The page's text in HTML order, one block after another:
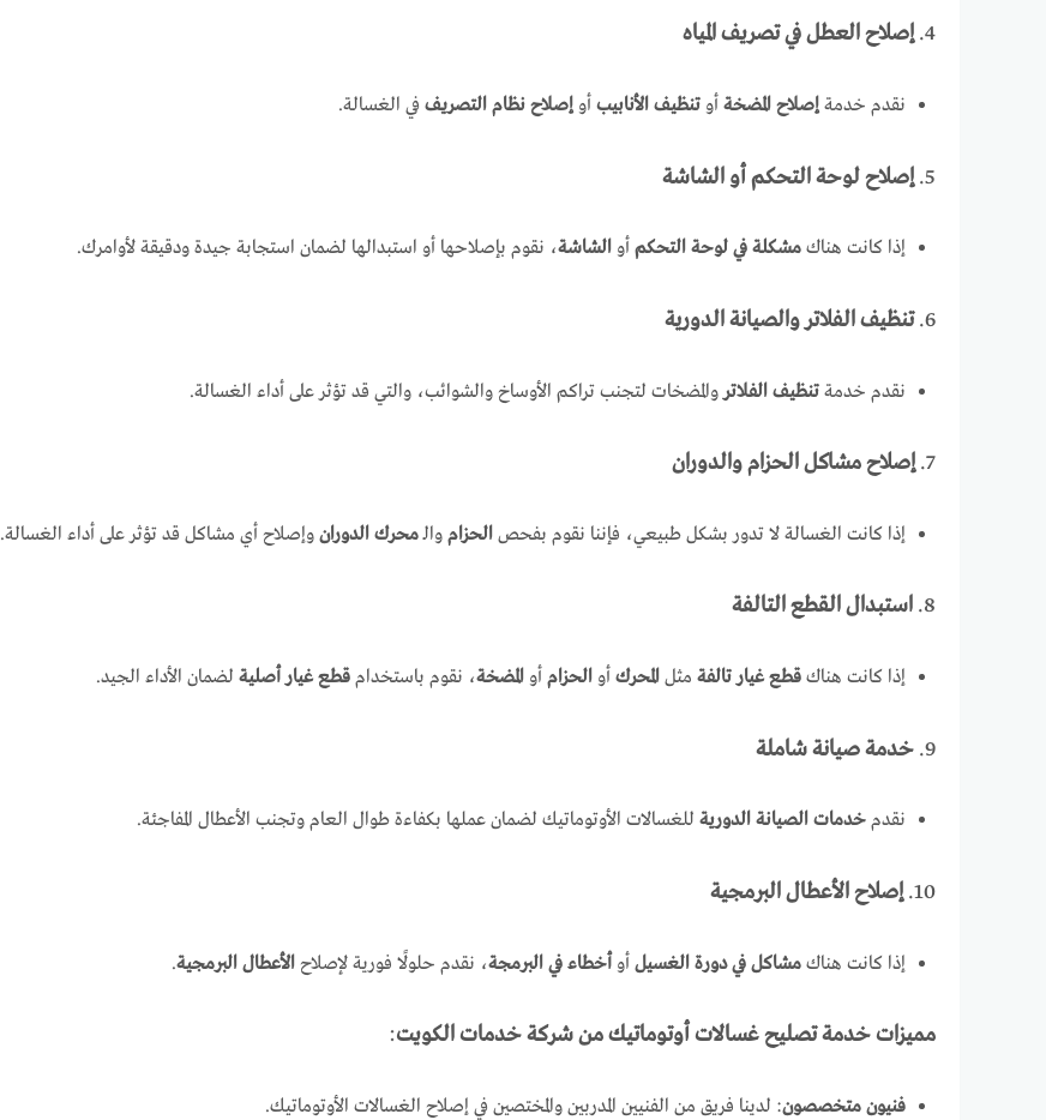
4. إصلاح العطل في تصريف المياه
نقدم خدمة إصلاح المضخة أو تنظيف الأنابيب أو إصلاح نظام التصريف في الغسالة.
5. إصلاح لوحة التحكم أو الشاشة
إذا كانت هناك مشكلة في لوحة التحكم أو الشاشة، نقوم بإصلاحها أو استبدالها لضمان استجابة جيدة ودقيقة لأوامرك.
6. تنظيف الفلاتر والصيانة الدورية
نقدم خدمة تنظيف الفلاتروالمضخات لتجنب تراكم الأوساخ والشوائب، والتي قد تؤثر على أداء الغسالة.
7. إصلاح مشاكل الحزام والدوران
إذا كانت الغسالة لا تدور بشكل طبيعي، فإننا نقوم بفحص الحزام والـمحرك الدوران وإصلاح أي مشاكل قد تؤثر على أداء الغسالة.
8. استبدال القطع التالفة
إذا كانت هناك قطع غيار تالفة مثل المحرك أو الحزام أو المضخة، نقوم باستخدام قطع غيار أصلية لضمان الأداء الجيد.
9. خدمة صيانة شاملة
نقدم خدمات الصيانة الدورية للغسالات الأوتوماتيك لضمان عملها بكفاءة طوال العام وتجنب الأعطال المفاجئة.
10. إصلاح الأعطال البرمجية
إذا كانت هناك مشاكل في دورة الغسيل أو أخطاء في البرمجة، نقدم حلولًا فورية لإصلاح الأعطال البرمجية.
مميزات خدمة تصليح غسالات أوتوماتيك من شركة خدمات الكويت:
فنيون متخصصون: لدينا فريق من الفنيين المدربين والمختصين في إصلاح الغسالات الأوتوماتيك.